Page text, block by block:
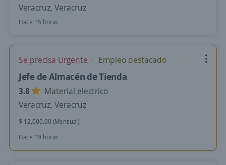
Veracruz, Veracruz
Hace 15 horas
Se precisa Urgente Empleo destacado
Jefe de Almacén de Tienda
3.8
Material electrico
Veracruz, Veracruz
$ 12,000.00 (Mensual)
Hace 19 horas